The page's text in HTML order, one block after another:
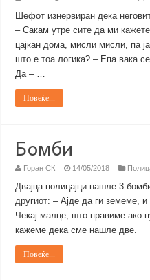
Шефот изнервиран дека
– Сакам утре сите да ми
цајкан дома, мисли мисли, па
што е тоа логика? – Епа вака
Да – …
Повеќе...
Бомби
Горан СК 14/05/2018
Двајца полицајци нашле 3
другиот: – Ајде да ги земеме,
Чекај малце, што правиме ако
кажеме дека сме нашле две.
Повеќе...